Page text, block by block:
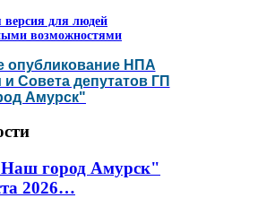
версия для людей
возможностями
опубликование НПА
Совета депутатов ГП
Амурск"
город Амурск"
2026…